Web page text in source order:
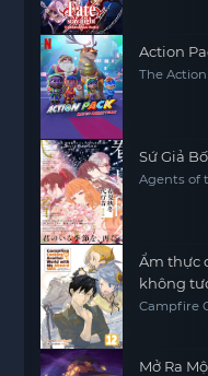
Action
The
Sứ Giả
Agents of
Ẩm thực
không
Campfire
Mở Ra